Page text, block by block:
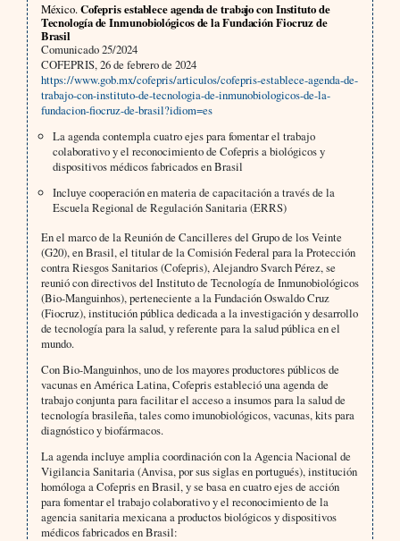
México.Cofepris establece agenda de trabajo con Instituto de
Tecnología de Inmunobiológicos de la Fundación Fiocruz de
Brasil
Comunicado 25/2024
COFEPRIS, 26 de febrero de 2024
https://www.gob.mx/cofepris/articulos/cofepris-establece-agenda-de-
trabajo-con-instituto-de-tecnologia-de-inmunobiologicos-de-la-
fundacion-fiocruz-de-brasil?idiom=es
La agenda contempla cuatro ejes para fomentar el trabajo
colaborativo y el reconocimiento de Cofepris a biológicos y
dispositivos médicos fabricados en Brasil
Incluye cooperación en materia de capacitación a través de la
Escuela Regional de Regulación Sanitaria (ERRS)
En el marco de la Reunión de Cancilleres del Grupo de los Veinte
(G20), en Brasil, el titular de la Comisión Federal para la Protección
contra Riesgos Sanitarios (Cofepris), Alejandro Svarch Pérez, se
reunió con directivos del Instituto de Tecnología de Inmunobiológicos
(Bio-Manguinhos), perteneciente a la Fundación Oswaldo Cruz
(Fiocruz), institución pública dedicada a la investigación y desarrollo
de tecnología para la salud, y referente para la salud pública en el
mundo.
Con Bio-Manguinhos, uno de los mayores productores públicos de
vacunas en América Latina, Cofepris estableció una agenda de
trabajo conjunta para facilitar el acceso a insumos para la salud de
tecnología brasileña, tales como imunobiológicos, vacunas, kits para
diagnóstico y biofármacos.
La agenda incluye amplia coordinación con la Agencia Nacional de
Vigilancia Sanitaria (Anvisa, por sus siglas en portugués), institución
homóloga a Cofepris en Brasil, y se basa en cuatro ejes de acción
para fomentar el trabajo colaborativo y el reconocimiento de la
agencia sanitaria mexicana a productos biológicos y dispositivos
médicos fabricados en Brasil: